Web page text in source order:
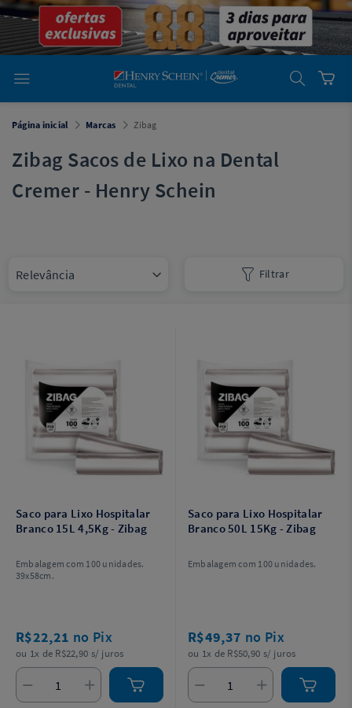
emDental
Cremer -
Henry Schein
Laboratório
Laboratório
emDental
Henry Schein
Equipamentos
Cremer
Página inicial Marcas Zibag
Zibag Sacos de Lixo na Dental
Cremer - Henry Schein
Saco para Lixo Hospitalar
Branco 15L 4,5Kg - Zibag
Embalagem com 100 unidades.
39x58cm.
R$22,21 no Pix
ou 1x de R$22,90 s/ juros
Saco para Lixo Hospitalar
Branco 50L 15Kg - Zibag
Embalagem com 100 unidades.
R$49,37 no Pix
ou 1x de R$50,90 s/ juros
Filtrar